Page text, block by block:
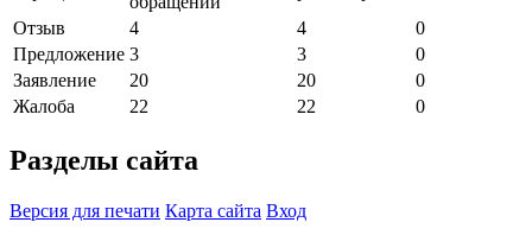
Отзыв 4 4
0
Предложение 3 3
0
Заявление
20 20
0
Жалоба
22 22 0
Разделы сайта
Версия для печати Карта сайта Вход